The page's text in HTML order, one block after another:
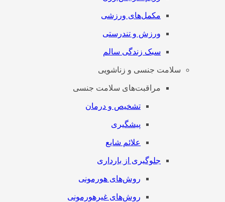
مکمل‌های ورزشی
ورزش و تندرستی
سبک زندگی سالم
سلامت جنسی و زناشویی
مراقبت‌های سلامت جنسی
تشخیص و درمان
پیشگیری
علائم شایع
جلوگیری از بارداری
روش‌های هورمونی
روش‌های غیرهورمونی